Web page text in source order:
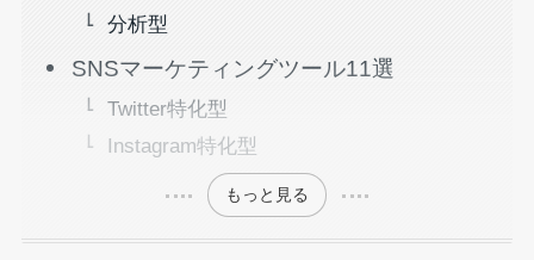
分析型
SNSマーケティングツール11選
Twitter特化型
Instagram特化型
もっと見る